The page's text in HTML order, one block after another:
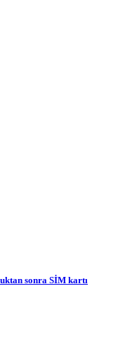
sonra SİM kartı